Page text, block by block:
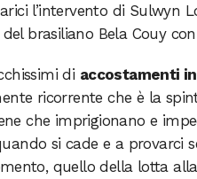
l’intervento di Sulwyn
brasiliano Bela Couy
di accostamenti
ricorrente che è la
che imprigionano e
si cade e a provarci
quello della lotta